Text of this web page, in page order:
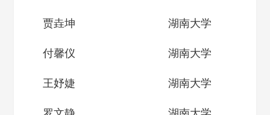
贾垚坤 湖南大学
付馨仪 湖南大学
王妤婕 湖南大学